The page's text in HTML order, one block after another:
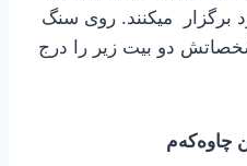
برگزار میکنند. روی سنگ
دو بیت زیر را درج
چاوەکەم